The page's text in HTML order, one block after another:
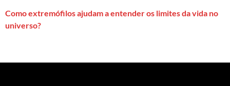
Como extremófilos ajudam a entender os limites da vida no
universo?